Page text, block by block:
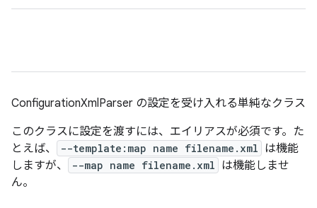
ConfigurationXmlParser の設定を受け入れる単純なクラス
このクラスに設定を渡すには、エイリアスが必須です。た
とえば、
--template:map name filename.xml は機能
しますが、
--map name filename.xml は機能しませ
ん。